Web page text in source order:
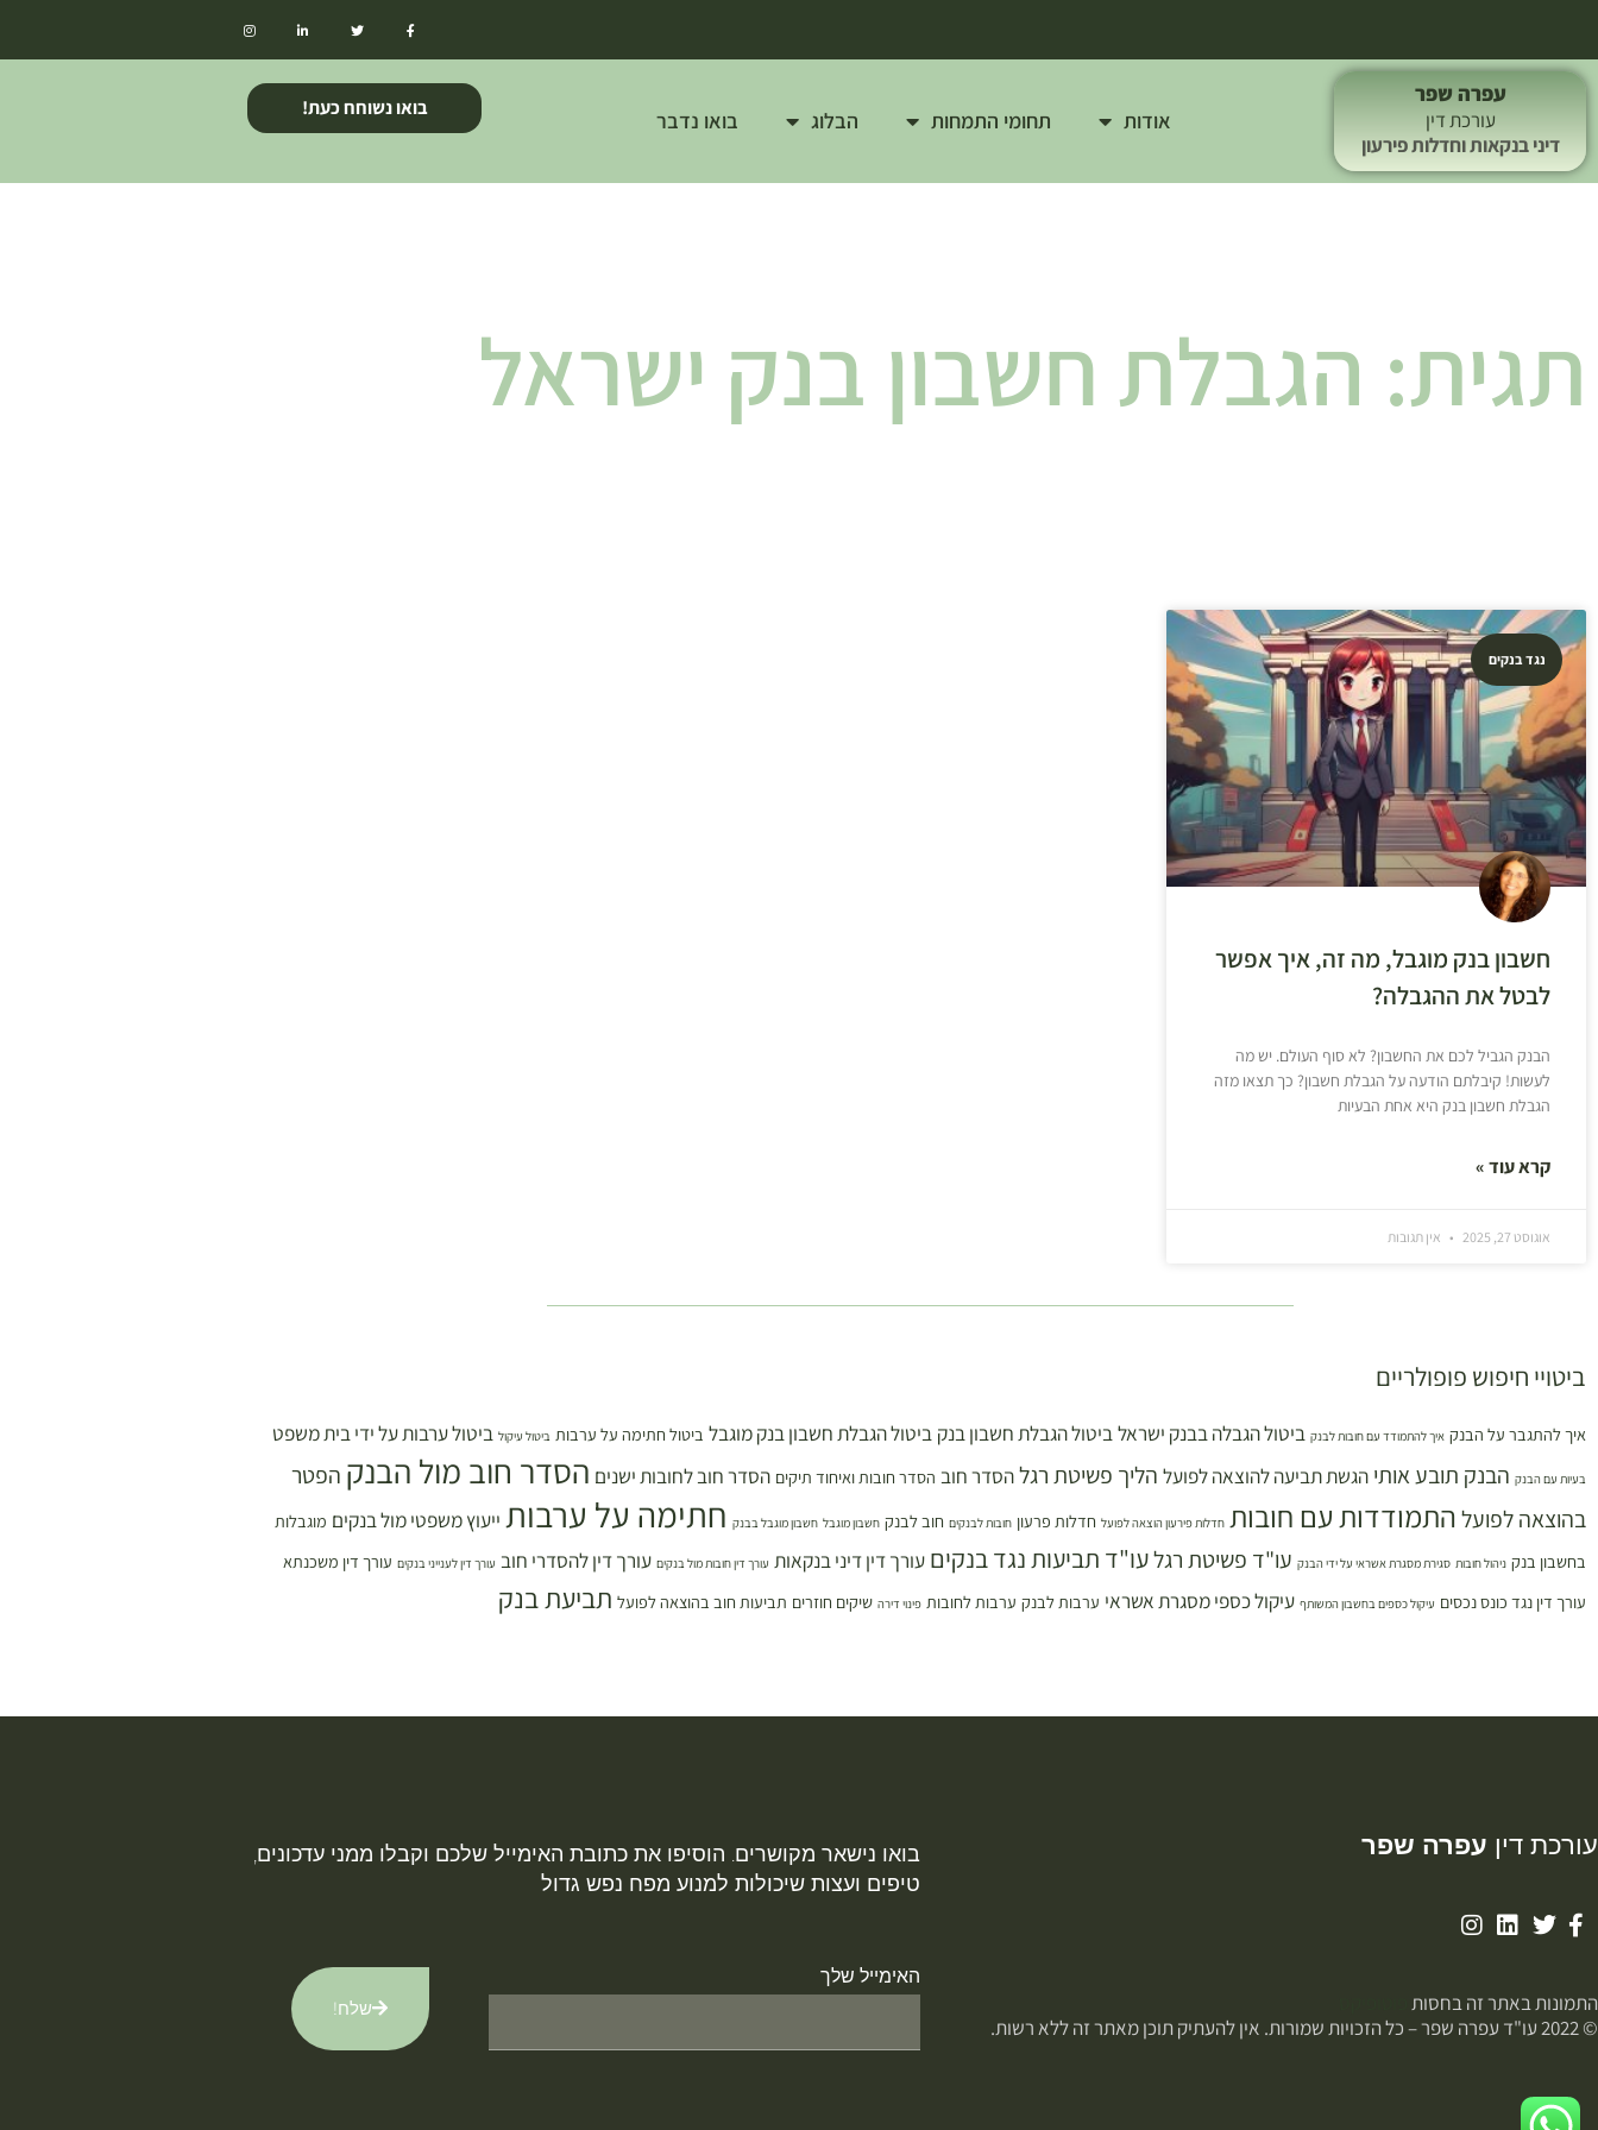
עפרה שפר
עורכת דין
דיני בנקאות וחדלות פירעון
אודות תחומי התמחות הבלוג בואו נדבר בואו נשוחח כעת!
תגית: הגבלת חשבון בנק ישראל
נגד בנקים
חשבון בנק מוגבל, מה זה, איך אפשר
לבטל את ההגבלה?
הבנק הגביל לכם את החשבון? לא סוף העולם. יש מה
לעשות! קיבלתם הודעה על הגבלת חשבון? כך תצאו מזה
הגבלת חשבון בנק היא אחת הבעיות
קרא עוד »
אוגוסט 27, 2025 אין תגובות
ביטויי חיפוש פופולריים
איך להתגבר על הבנק איך להתמודד עם חובות לבנק ביטול הגבלה בבנק ישראלביטול הגבלת חשבון בנק ביטול הגבלת חשבון בנק מוגבל ביטול חתימה על ערבות ביטול עיקול ביטול ערבות על ידי בית משפט
בעיות עם הבנק הבנק תובע אותי הגשת תביעה להוצאה לפועל הליך פשיטת רגלהסדר חוב הסדר חובות ואיחוד תיקים הסדר חוב לחובות ישנים הסדר חוב מול הבנק הפטר
בהוצאה לפועלהתמודדות עם חובות חדלות פירעון הוצאה לפועל חדלות פרעון חובות לבנקים חוב לבנק חשבון מוגבל חשבון מוגבל בבנק חתימה על ערבות ייעוץ משפטי מול בנקים מוגבלות
בחשבון בנק ניהול חובות סגירת מסגרת אשראי על ידי הבנק עו"ד פשיטת רגלעו"ד תביעות נגד בנקים עורך דין דיני בנקאות עורך דין חובות מול בנקים עורך דין להסדרי חוב עורך דין לענייני בנקים עורך דין משכנתא
עורך דין נגד כונס נכסים עיקול כספים בחשבון המשותף עיקול כספי מסגרת אשראי ערבות לבנק ערבות לחובות פינוי דירה שיקים חוזרים תביעות חוב בהוצאה לפועל תביעת בנק
עורכת דין עפרה שפר
התמונות באתר זה בחסות
© 2022 עו"ד עפרה שפר – כל הזכויות שמורות. אין להעתיק תוכן מאתר זה ללא רשות.
בואו נישאר מקושרים. הוסיפו את כתובת האימייל שלכם וקבלו ממני עדכונים,
טיפים ועצות שיכולות למנוע מפח נפש גדול
האימייל שלך
שלח!